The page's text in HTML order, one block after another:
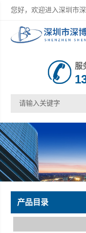
您好，欢迎进入深圳市
服
产品目录